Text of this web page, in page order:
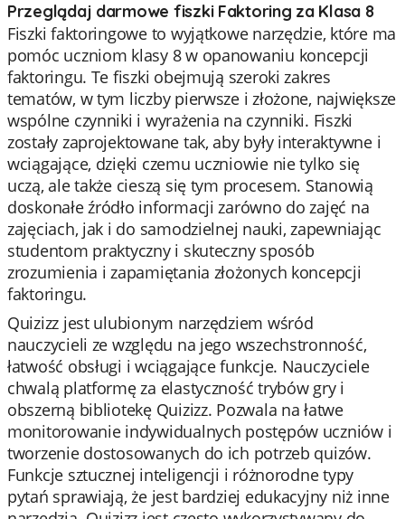
Przeglądaj darmowe fiszki Faktoring za Klasa 8
Fiszki faktoringowe to wyjątkowe narzędzie, które ma
pomóc uczniom klasy 8 w opanowaniu koncepcji
faktoringu. Te fiszki obejmują szeroki zakres
tematów, w tym liczby pierwsze i złożone, największe
wspólne czynniki i wyrażenia na czynniki. Fiszki
zostały zaprojektowane tak, aby były interaktywne i
wciągające, dzięki czemu uczniowie nie tylko się
uczą, ale także cieszą się tym procesem. Stanowią
doskonałe źródło informacji zarówno do zajęć na
zajęciach, jak i do samodzielnej nauki, zapewniając
studentom praktyczny i skuteczny sposób
zrozumienia i zapamiętania złożonych koncepcji
faktoringu.
Quizizz jest ulubionym narzędziem wśród
nauczycieli ze względu na jego wszechstronność,
łatwość obsługi i wciągające funkcje. Nauczyciele
chwalą platformę za elastyczność trybów gry i
obszerną bibliotekę Quizizz. Pozwala na łatwe
monitorowanie indywidualnych postępów uczniów i
tworzenie dostosowanych do ich potrzeb quizów.
Funkcje sztucznej inteligencji i różnorodne typy
pytań sprawiają, że jest bardziej edukacyjny niż inne